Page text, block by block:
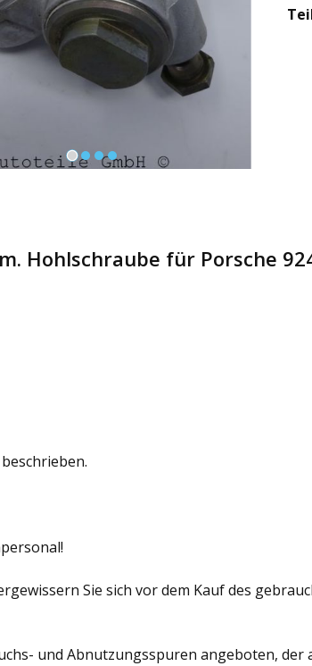
Hohlschraube für Porsche
Sie sich vor dem Kauf des
und Abnutzungsspuren angeboten,